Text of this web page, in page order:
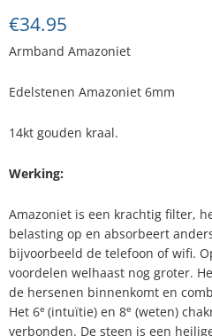
€34.95
Armband Amazoniet
Edelstenen Amazoniet 6mm
14kt gouden kraal.
Werking:
Amazoniet is een krachtig filter,
belasting op en absorbeert
bijvoorbeeld de telefoon of wifi.
voordelen welhaast nog groter.
de hersenen binnenkomt en
Het 6e (intuïtie) en 8e (weten)
verbonden. De steen is een